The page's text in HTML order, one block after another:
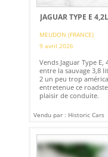
JAGUAR TYPE E
MEUDON (FRANCE)
9 avril 2026
Vends Jaguar Type
entre la sauvage 3,8
2 un peu trop
entretenue ce
plaisir de conduite.
Vendu par : Historic Cars